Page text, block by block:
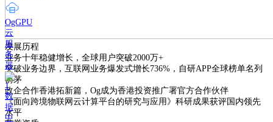
OgGPU
云
服
务
器
数
据
中
发展历程
业务十年稳健增长，全球用户突破2000万+
突破业务边界，互联网业务爆发式增长736%，自研APP全球榜单名列
前茅
政企合作香港拓新篇，Og成为香港投资推广署官方合作伙伴
《面向跨境物联网云计算平台的研究与应用》科研成果获评国内领先
水平